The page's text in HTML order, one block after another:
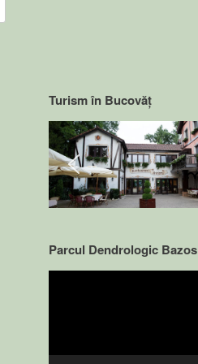
Turism în Bucovăț
Parcul Dendrologic Bazos